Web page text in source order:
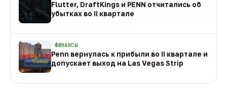
Flutter, DraftKings и PENN отчитались об
убытках во II квартале
ФИНАНСЫ
Penn вернулась к прибыли во II квартале и
допускает выход на Las Vegas Strip